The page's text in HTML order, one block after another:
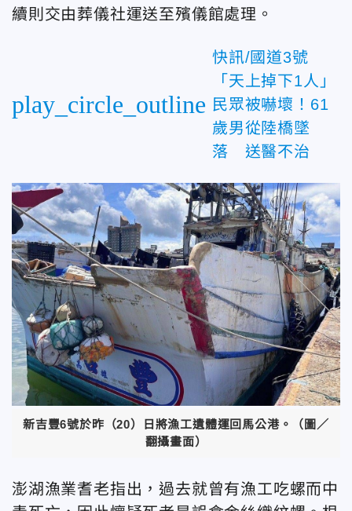
續則交由葬儀社運送至殯儀館處理。
play_circle_outline
快訊/國道3號
「天上掉下1人」
民眾被嚇壞！61
歲男從陸橋墜
落 送醫不治
新吉豐6號於昨（20）日將漁工遺體運回馬公港。（圖／
翻攝畫面）
澎湖漁業耆老指出，過去就曾有漁工吃螺而中